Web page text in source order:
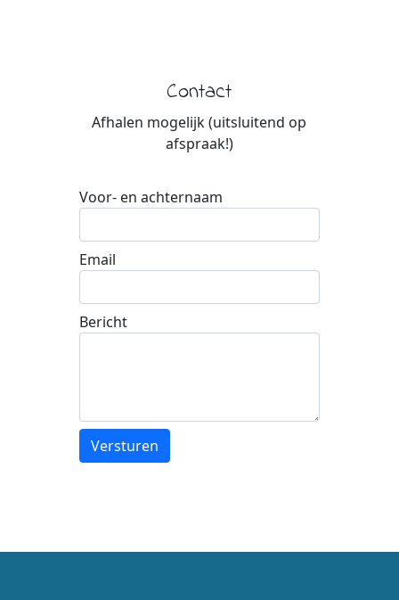
Contact
Afhalen mogelijk (uitsluitend op
afspraak!)
Voor- en achternaam
Email
Bericht